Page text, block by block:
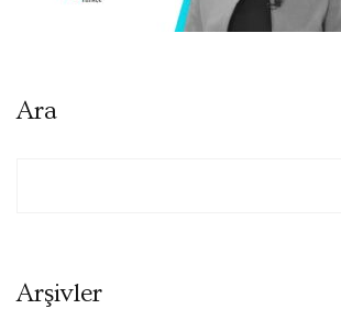
Ara
ArşivlerArşivler